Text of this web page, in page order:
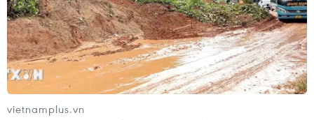
vietnamplus.vn